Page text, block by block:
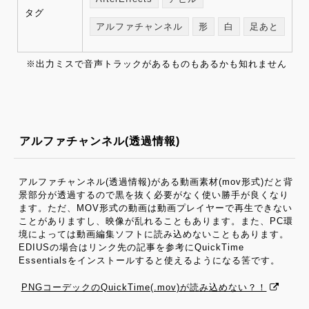
タグ
アルファチャンネル 形 白 足あと
※出力ミスで音声トラックがあるものもあるかも知れません
アルファチャンネル(透過情報)
アルファチャンネル(透過情報)がある動画素材(mov形式)だと背
景部分が透過するので黒を抜く必要がなく使い勝手が良くなり
ます。ただ、MOV形式の動画は動画プレイヤーで再生できない
ことがありますし、映像が乱れることもあります。また、PC環
境によっては動画編集ソフトに読み込めないこともあります。
EDIUSの場合はリンク先の記事を参考にQuickTime
Essentialsをインストールすると使えるようになる筈です。
PNGコーデックのQuickTime(.mov)が読み込めない？！